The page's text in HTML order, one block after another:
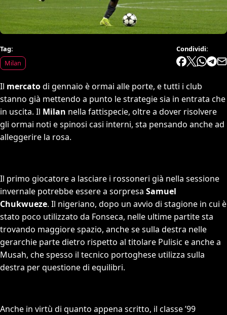
Tag:
Milan
Condividi:
Il mercatodi gennaio è ormai alle porte, e tutti i club
stanno già mettendo a punto le strategie sia in entrata che
in uscita. Il Milan nella fattispecie, oltre a dover risolvere
gli ormai noti e spinosi casi interni, sta pensando anche ad
alleggerire la rosa.
Il primo giocatore a lasciare i rossoneri già nella sessione
invernale potrebbe essere a sorpresa Samuel
Chukwueze. Il nigeriano, dopo un avvio di stagione in cui è
stato poco utilizzato da Fonseca, nelle ultime partite sta
trovando maggiore spazio, anche se sulla destra nelle
gerarchie parte dietro rispetto al titolare Pulisic e anche a
Musah, che spesso il tecnico portoghese utilizza sulla
destra per questione di equilibri.
Anche in virtù di quanto appena scritto, il classe ’99